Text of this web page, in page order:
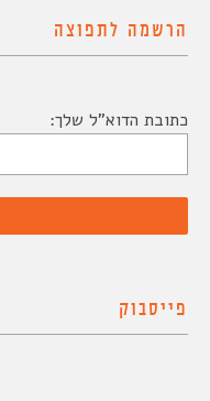
הרשמה לתפוצה
כתובת הדוא"ל שלך:
פייסבוק